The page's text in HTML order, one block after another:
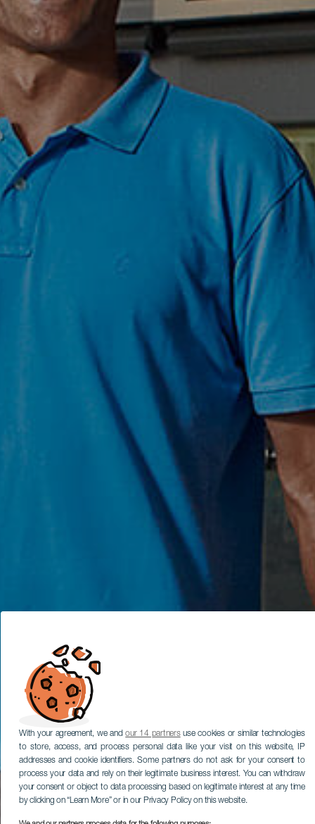
With your agreement, we andour 14 partnersuse cookies or similar technologies
to store, access, and process personal data like your visit on this website, IP
addresses and cookie identifiers. Some partners do not ask for your consent to
process your data and rely on their legitimate business interest. You can withdraw
your consent or object to data processing based on legitimate interest at any time
by clicking on “Learn More” or in our Privacy Policy on this website.